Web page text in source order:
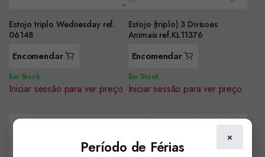
Estojo triplo Wednesday ref.
06148
Encomendar
Em Stock
Iniciar sessão para ver preço
Estojo (triplo) 3 Divisoes
Animais ref.KL11376
Encomendar
Em Stock
Iniciar sessão para ver preço
×
Período de Férias